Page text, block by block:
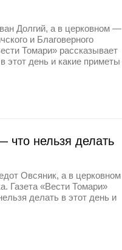
Долгий, а в церковном —
и Благоверного
Томари» рассказывает
этот день и какие приметы
нельзя делать
Овсяник, а в церковном
Газета «Вести Томари»
делать в этот день и